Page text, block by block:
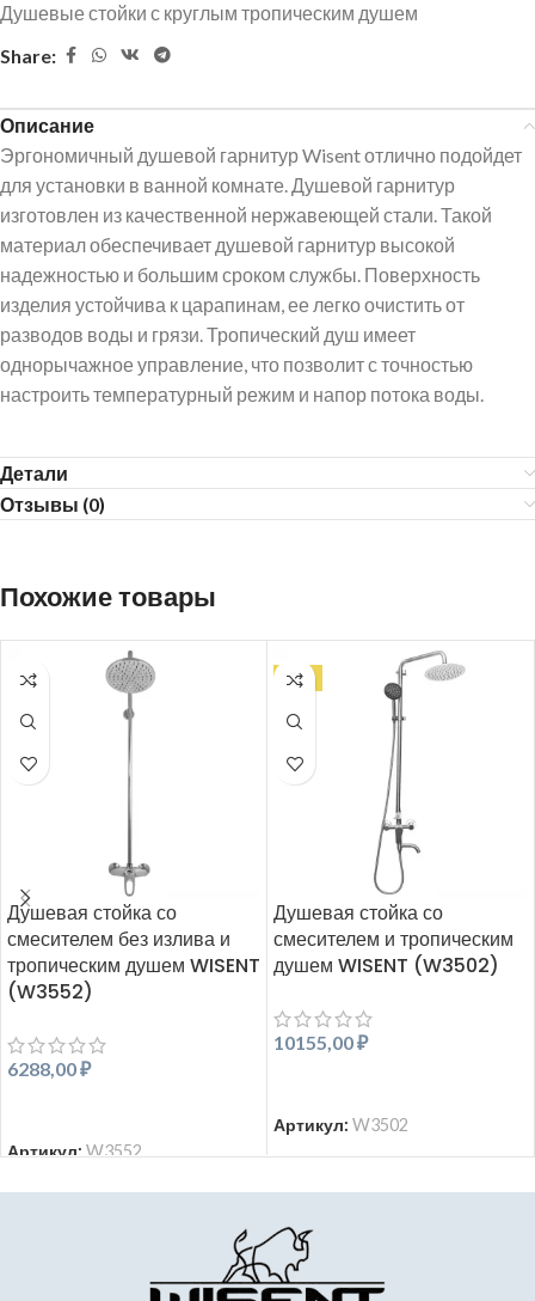
Душевые стойки с круглым тропическим душем
Share:
Описание
Эргономичный душевой гарнитур Wisent отлично подойдет
для установки в ванной комнате. Душевой гарнитур
изготовлен из качественной нержавеющей стали. Такой
материал обеспечивает душевой гарнитур высокой
надежностью и большим сроком службы. Поверхность
изделия устойчива к царапинам, ее легко очистить от
разводов воды и грязи. Тропический душ имеет
однорычажное управление, что позволит с точностью
настроить температурный режим и напор потока воды.
Детали
Отзывы (0)
Похожие товары
Душевая стойка со
смесителем без излива и
тропическим душем WISENT
(W3552)
6288,00₽
Артикул: W3552
ТОП
Душевая стойка со
смесителем и тропическим
душем WISENT (W3502)
10155,00₽
Артикул: W3502